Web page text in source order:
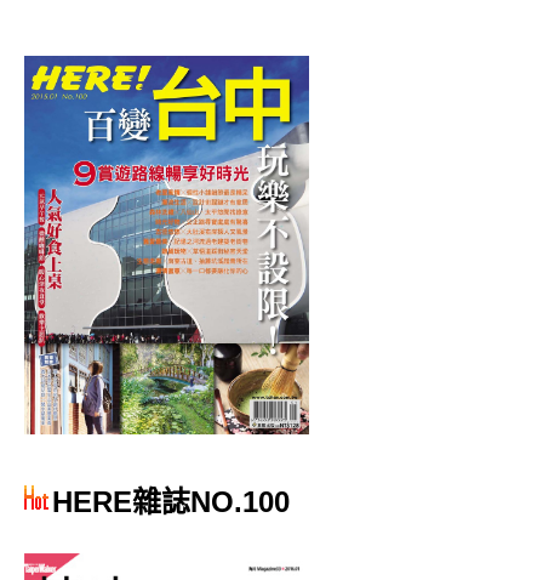
HERE雜誌NO.100